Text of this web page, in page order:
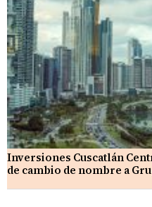
Inversiones Cuscatlán
de cambio de nombre a